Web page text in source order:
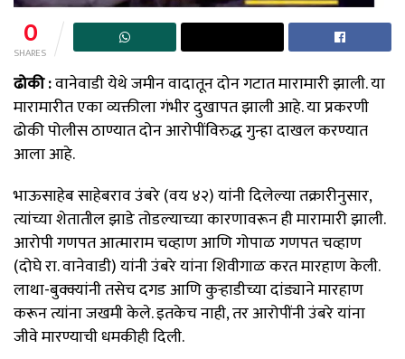
0
SHARES
ढोकी :वानेवाडी येथे जमीन वादातून दोन गटात मारामारी झाली. या
मारामारीत एका व्यक्तीला गंभीर दुखापत झाली आहे. या प्रकरणी
ढोकी पोलीस ठाण्यात दोन आरोपींविरुद्ध गुन्हा दाखल करण्यात
आला आहे.
भाऊसाहेब साहेबराव उंबरे (वय ४२) यांनी दिलेल्या तक्रारीनुसार,
त्यांच्या शेतातील झाडे तोडल्याच्या कारणावरून ही मारामारी झाली.
आरोपी गणपत आत्माराम चव्हाण आणि गोपाळ गणपत चव्हाण
(दोघे रा. वानेवाडी) यांनी उंबरे यांना शिवीगाळ करत मारहाण केली.
लाथा-बुक्क्यांनी तसेच दगड आणि कुऱ्हाडीच्या दांड्याने मारहाण
करून त्यांना जखमी केले. इतकेच नाही, तर आरोपींनी उंबरे यांना
जीवे मारण्याची धमकीही दिली.